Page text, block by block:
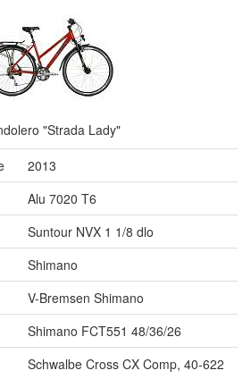
"Strada Lady"
2013
Alu 7020 T6
Suntour NVX 1 1/8 dlo
Shimano
V-Bremsen Shimano
Shimano FCT551 48/36/26
Schwalbe Cross CX Comp, 40-622